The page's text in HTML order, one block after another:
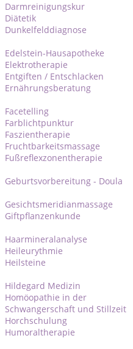
Darmreinigungskur
Diätetik
Dunkelfelddiagnose
Edelstein-Hausapotheke
Elektrotherapie
Entgiften / Entschlacken
Ernährungsberatung
Facetelling
Farblichtpunktur
Faszientherapie
Fruchtbarkeitsmassage
Fußreflexzonentherapie
Geburtsvorbereitung - Doula
Gesichtsmeridianmassage
Giftpflanzenkunde
Haarmineralanalyse
Heileurythmie
Heilsteine
Hildegard Medizin
Homöopathie in der
Schwangerschaft und Stillzeit
Horchschulung
Humoraltherapie